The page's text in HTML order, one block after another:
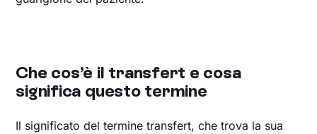
Che cos’è il transfert e cosa
significa questo termine
Il significato del termine transfert, che trova la sua